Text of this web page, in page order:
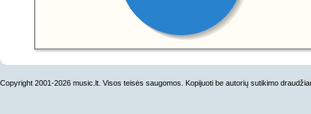
Copyright 2001-2026 music.lt. Visos teisės saugomos. Kopijuoti be autorių sutikimo